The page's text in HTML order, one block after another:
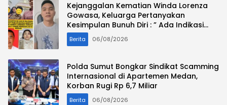
Kejanggalan Kematian Winda Lorenza
Gowasa, Keluarga Pertanyakan
Kesimpulan Bunuh Diri : ” Ada Indikasi
Tindak Pidana “
Berita 06/08/2026
Polda Sumut Bongkar Sindikat Scamming
Internasional di Apartemen Medan,
Korban Rugi Rp 6,7 Miliar
Berita 06/08/2026